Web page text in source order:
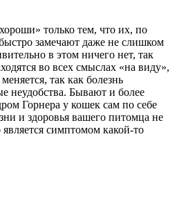
только тем, что их, по
замечают даже не слишком
в этом ничего нет, так
во всех смыслах «на виду»,
так как болезнь
неудобства. Бывают и более
Горнера у кошек сам по себе
и здоровья вашего питомца не
является симптомом какой-то